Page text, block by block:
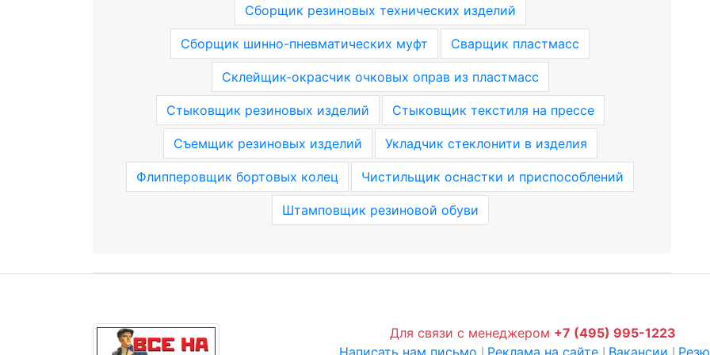
Сборщик резиновых технических изделий
Сборщик шинно-пневматических муфт Сварщик пластмасс
Склейщик-окрасчик очковых оправ из пластмасс
Стыковщик резиновых изделий Стыковщик текстиля на прессе
Съемщик резиновых изделий Укладчик стеклонити в изделия
Флипперовщик бортовых колец Чистильщик оснастки и приспособлений
Штамповщик резиновой обуви
Для связи с менеджером +7 (495) 995-1223
Написать нам письмо
Реклама на сайте Вакансии